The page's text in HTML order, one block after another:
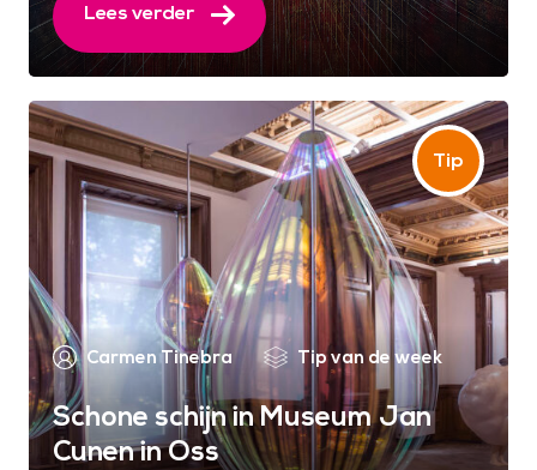
Lees verder
Carmen Tinebra Tip van de week
Schone schijn in Museum Jan
Cunen in Oss